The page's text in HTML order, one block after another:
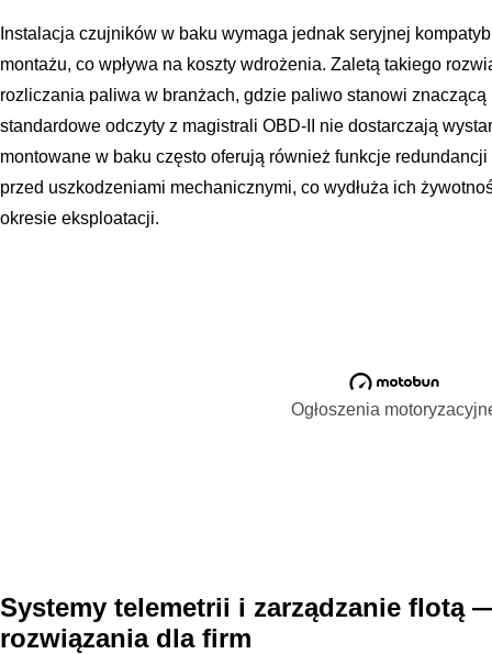
Instalacja czujników w baku wymaga jednak seryjnej
montażu, co wpływa na koszty wdrożenia. Zaletą takiego
rozliczania paliwa w branżach, gdzie paliwo stanowi
standardowe odczyty z magistrali OBD-II nie dostarczają
montowane w baku często oferują również funkcje
przed uszkodzeniami mechanicznymi, co wydłuża ich
okresie eksploatacji.
Ogłoszenia
Systemy telemetrii i zarządzanie flotą
rozwiązania dla firm